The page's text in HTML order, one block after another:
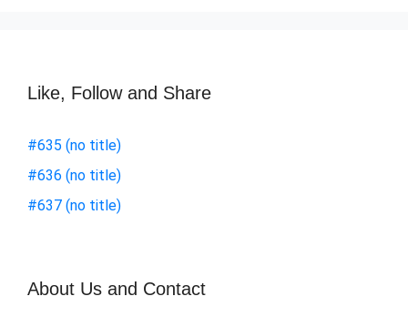
Like, Follow and Share
#635 (no title)
#636 (no title)
#637 (no title)
About Us and Contact